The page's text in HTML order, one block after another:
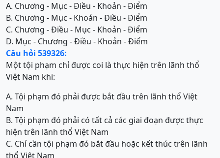
A. Chương - Mục - Điều - Khoản - Điểm
B. Chương - Mục - Khoản - Điều - Điểm
C. Chương - Điều - Mục - Khoản - Điểm
D. Mục - Chương - Điều - Khoản - Điểm
Câu hỏi 539326:
Một tội phạm chỉ được coi là thực hiện trên lãnh thổ
Việt Nam khi:
A. Tội phạm đó phải được bắt đầu trên lãnh thổ Việt
Nam
B. Tội phạm đó phải có tất cả các giai đoạn được thực
hiện trên lãnh thổ Việt Nam
C. Chỉ cần tội phạm đó bắt đầu hoặc kết thúc trên lãnh
thổ Việt Nam